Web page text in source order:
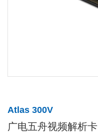
Atlas 300V
广电五舟视频解析卡